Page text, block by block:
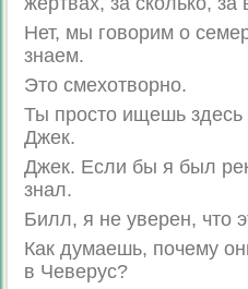
Нет, мы говорим о
знаем.
Это смехотворно.
Ты просто ищешь
Джек.
Джек. Если бы я был
знал.
Билл, я не уверен, что
Как думаешь, почему
в Чеверус?